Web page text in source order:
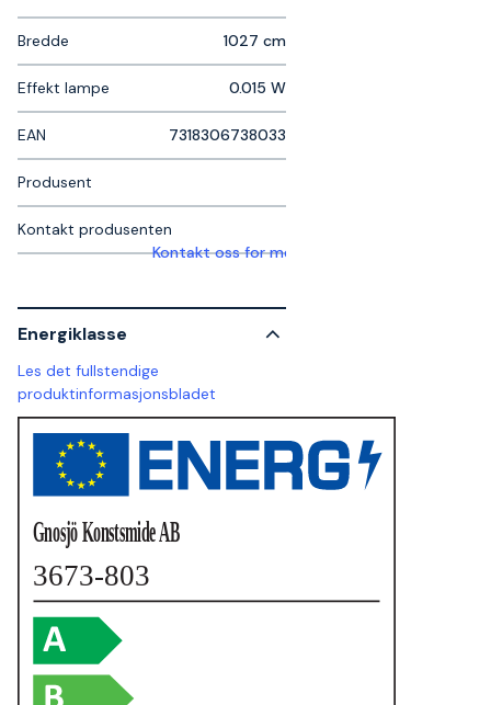
Bredde 1027 cm
Effekt lampe 0.015 W
EAN 7318306738033
Produsent
Kontakt produsenten
Kontakt oss for mer informasjon
Energiklasse
Les det fullstendige
produktinformasjonsbladet